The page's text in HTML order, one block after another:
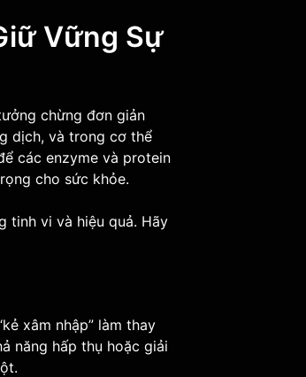
Vững Sự
chừng đơn giản
dịch, và trong cơ thể
các enzyme và protein
cho sức khỏe.
tinh vi và hiệu quả. Hãy
xâm nhập” làm thay
năng hấp thụ hoặc giải